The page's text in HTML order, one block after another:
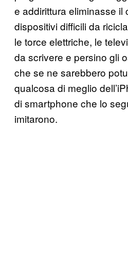
e addirittura eliminasse il
dispositivi difficili da
le torce elettriche, le
da scrivere e persino gli
che se ne sarebbero
qualcosa di meglio
di smartphone che lo
imitarono.